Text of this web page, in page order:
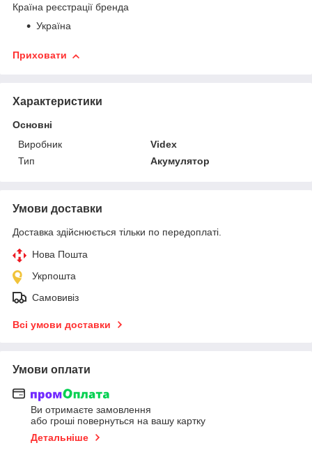
Країна реєстрації бренда
Україна
Приховати
Характеристики
Основні
Виробник
Videx
Тип
Акумулятор
Умови доставки
Доставка здійснюється тільки по передоплаті.
Нова Пошта
Укрпошта
Самовивіз
Всі умови доставки
Умови оплати
Ви отримаєте замовлення
або гроші повернуться на вашу картку
Детальніше